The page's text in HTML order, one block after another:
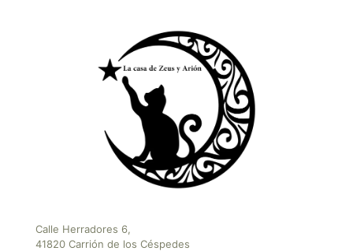
Calle Herradores 6,
41820 Carrión de los Céspedes